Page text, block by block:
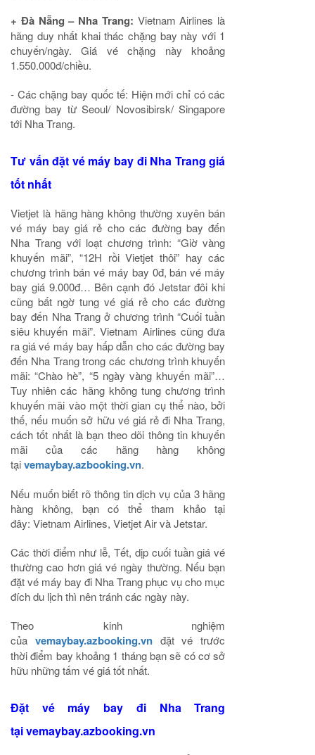
+ Đà Nẵng – Nha Trang: Vietnam Airlines là
hãng duy nhất khai thác chặng bay này với 1
chuyến/ngày. Giá vé chặng này khoảng
1.550.000đ/chiều.
- Các chặng bay quốc tế: Hiện mới chỉ có các
đường bay từ Seoul/ Novosibirsk/ Singapore
tới Nha Trang.
Tư vấn đặt vé máy bay đi Nha Trang giá
tốt nhất
Vietjet là hãng hàng không thường xuyên bán
vé máy bay giá rẻ cho các đường bay đến
Nha Trang với loạt chương trình: “Giờ vàng
khuyến mãi”, “12H rồi Vietjet thôi” hay các
chương trình bán vé máy bay 0đ, bán vé máy
bay giá 9.000đ… Bên cạnh đó Jetstar đôi khi
cũng bất ngờ tung vé giá rẻ cho các đường
bay đến Nha Trang ở chương trình “Cuối tuần
siêu khuyến mãi”. Vietnam Airlines cũng đưa
ra giá vé máy bay hấp dẫn cho các đường bay
đến Nha Trang trong các chương trình khuyến
mãi: “Chào hè”, “5 ngày vàng khuyến mãi”…
Tuy nhiên các hãng không tung chương trình
khuyến mãi vào một thời gian cụ thể nào, bởi
thế, nếu muốn sở hữu vé giá rẻ đi Nha Trang,
cách tốt nhất là bạn theo dõi thông tin khuyến
mãi của các hãng hàng không
tạivemaybay.azbooking.vn.
Nếu muốn biết rõ thông tin dịch vụ của 3 hãng
hàng không, bạn có thể tham khảo tại
đây: Vietnam Airlines, Vietjet Air và Jetstar.
Các thời điểm như lễ, Tết, dịp cuối tuần giá vé
thường cao hơn giá vé ngày thường. Nếu bạn
đặt vé máy bay đi Nha Trang phục vụ cho mục
đích du lịch thì nên tránh các ngày này.
Theo kinh nghiệm
của vemaybay.azbooking.vnđặt vé trước
thời điểm bay khoảng 1 tháng bạn sẽ có cơ sở
hữu những tấm vé giá tốt nhất.
Đặt vé máy bay đi Nha Trang
tại vemaybay.azbooking.vn